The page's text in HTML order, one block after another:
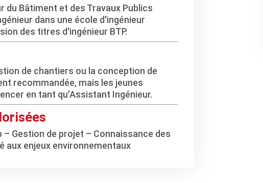
du Bâtiment et des Travaux Publics
dans une école d'ingénieur
des titres d'ingénieur BTP.
de chantiers ou la conception de
recommandée, mais les jeunes
en tant qu’Assistant Ingénieur.
Gestion de projet – Connaissance des
enjeux environnementaux